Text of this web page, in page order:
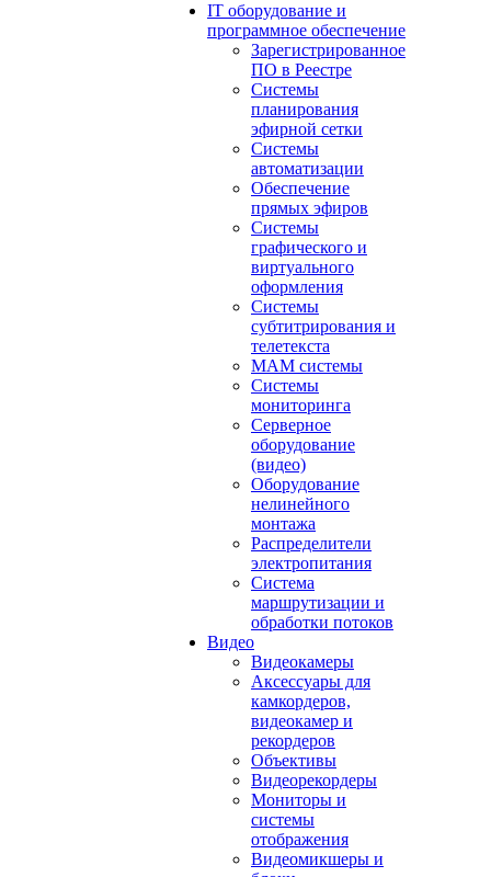
IT оборудование и
программное обеспечение
Зарегистрированное
ПО в Реестре
Системы
планирования
эфирной сетки
Системы
автоматизации
Обеспечение
прямых эфиров
Системы
графического и
виртуального
оформления
Системы
субтитрирования и
телетекста
MAM системы
Системы
мониторинга
Серверное
оборудование
(видео)
Оборудование
нелинейного
монтажа
Распределители
электропитания
Система
маршрутизации и
обработки потоков
Видео
Видеокамеры
Аксессуары для
камкордеров,
видеокамер и
рекордеров
Объективы
Видеорекордеры
Мониторы и
системы
отображения
Видеомикшеры и